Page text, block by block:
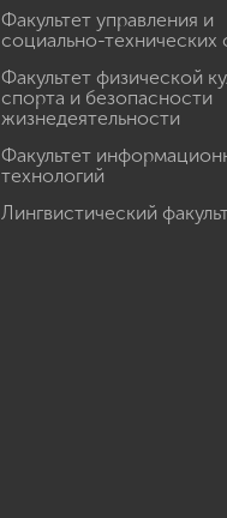
Факультет управления и
социально-технических
Факультет физической
спорта и безопасности
жизнедеятельности
Факультет
технологий
Лингвистический